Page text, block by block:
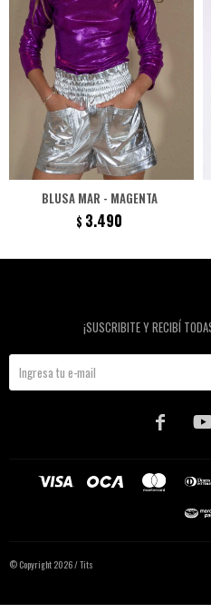
BLUSA MAR - MAGENTA
$ 3.490
¡SUSCRIBITE Y RECIBÍ

© Copyright 2026 / Tits